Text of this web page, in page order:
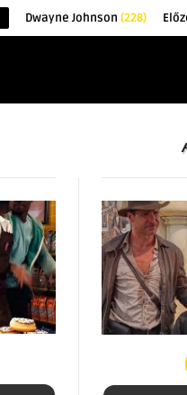
Dwayne Johnson (228)